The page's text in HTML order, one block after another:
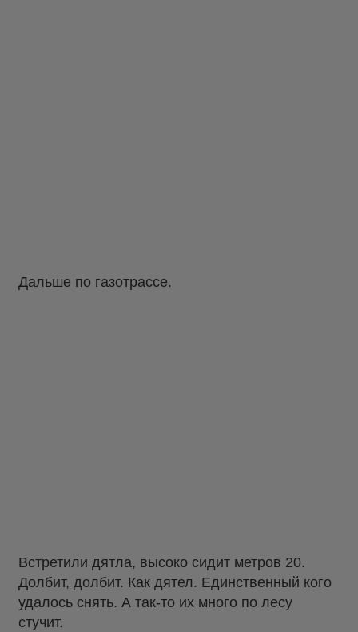
Дальше по газотрассе.
Встретили дятла, высоко сидит метров 20.
Долбит, долбит. Как дятел. Единственный кого
удалось снять. А так-то их много по лесу
стучит.